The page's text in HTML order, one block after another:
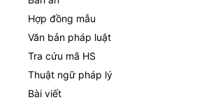
Hợp đồng mẫu
Văn bản pháp luật
Tra cứu mã HS
Thuật ngữ pháp lý
Bài viết